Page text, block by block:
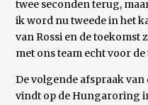
twee seconden terug,
ik word nu tweede in het
van Rossi en de toekomst
met ons team echt voor de
De volgende afspraak
vindt op de Hungaroring